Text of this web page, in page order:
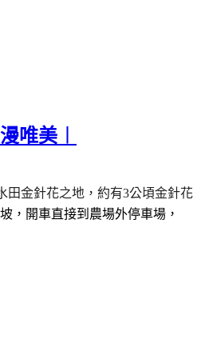
唯美︱
田金針花之地，約有3公頃金針花
，開車直接到農場外停車場，